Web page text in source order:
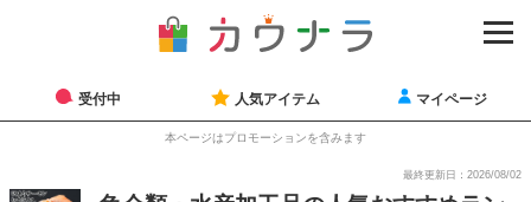
受付中 人気アイテム マイページ
本ページはプロモーションを含みます
最終更新日：2026/08/02